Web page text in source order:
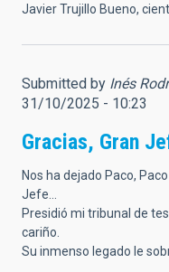
Javier Trujillo Bueno,
Submitted by Inés
31/10/2025 - 10:23
Gracias, Gran
Nos ha dejado Paco,
Jefe...
Presidió mi tribunal de
cariño.
Su inmenso legado le